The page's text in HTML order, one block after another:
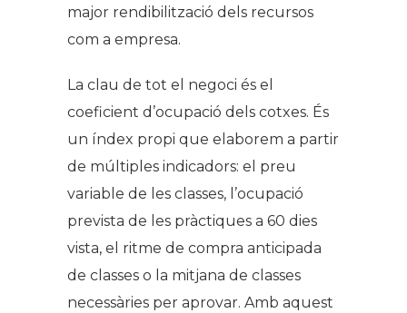
major rendibilització dels recursos
com a empresa.
La clau de tot el negoci és el
coeficient d’ocupació dels cotxes. És
un índex propi que elaborem a partir
de múltiples indicadors: el preu
variable de les classes, l’ocupació
prevista de les pràctiques a 60 dies
vista, el ritme de compra anticipada
de classes o la mitjana de classes
necessàries per aprovar. Amb aquest